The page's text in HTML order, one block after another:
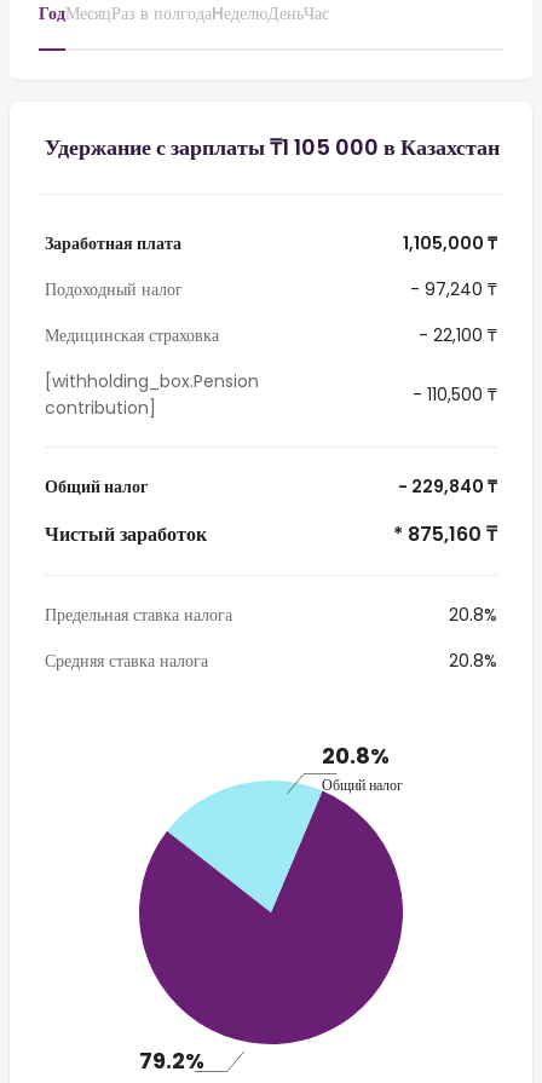
ГодМесяцРаз в полгодаHеделюДеньЧас
Удержание с зарплаты ₸1 105 000 в Казахстан
Заработная плата
1,105,000 ₸
Подоходный налог
- 97,240 ₸
Медицинская страховка
- 22,100 ₸
[withholding_box.Pension
contribution]
- 110,500 ₸
Общий налог - 229,840 ₸
Чистый заработок * 875,160 ₸
Предельная ставка налога
20.8%
Средняя ставка налога
20.8%
20.8%
Общий налог
79.2%